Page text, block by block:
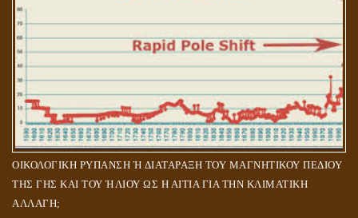
ΟΙΚΟΛΟΓΙΚΗ ΡΥΠΑΝΣΗ Ή ΔΙΑΤΑΡΑΞΗ ΤΟΥ ΜΑΓΝΗΤΙΚΟΥ ΠΕΔΙΟΥ
ΤΗΣ ΓΗΣ ΚΑΙ ΤΟΥ ΉΛΙΟΥ ΩΣ Η ΑΙΤΙΑ ΓΙΑ ΤΗΝ ΚΛΙΜΑΤΙΚΗ
ΑΛΛΑΓΗ;